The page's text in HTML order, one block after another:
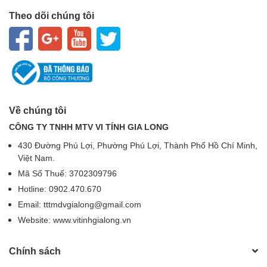
Theo dõi chúng tôi
Về chúng tôi
CÔNG TY TNHH MTV VI TÍNH GIA LONG
430 Đường Phú Lợi, Phường Phú Lợi, Thành Phố Hồ Chí Minh,
Việt Nam.
Mã Số Thuế: 3702309796
Hotline: 0902.470.670
Email: tttmdvgialong@gmail.com
Website: www.vitinhgialong.vn
Chính sách